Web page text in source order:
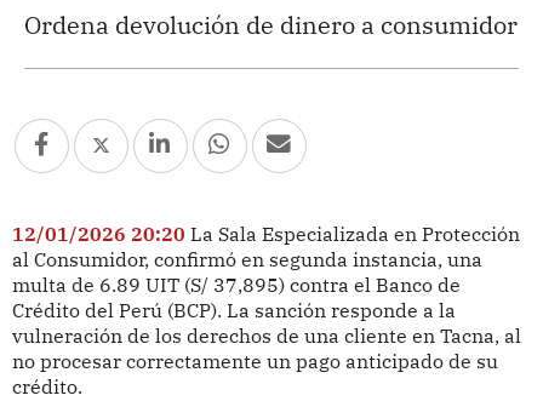
Ordena devolución de dinero a consumidor
12/01/2026 20:20 La Sala Especializada en Protección
al Consumidor, confirmó en segunda instancia, una
multa de 6.89 UIT (S/ 37,895) contra el Banco de
Crédito del Perú (BCP). La sanción responde a la
vulneración de los derechos de una cliente en Tacna, al
no procesar correctamente un pago anticipado de su
crédito.